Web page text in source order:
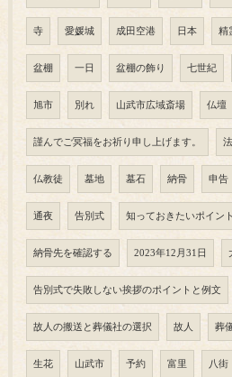
寺 愛媛城 成田空港 日本 精
盆棚 一日 盆棚の飾り 七世紀
旭市 別れ 山武市広域斎場 仏壇
謹んでご冥福をお祈り申し上げます。
仏教徒 墓地 墓石 納骨 申告
通夜 告別式 知っておきたいポイント
納骨先を確認する 2023年12月31日
告別式で失敗しない挨拶のポイントと例文
故人の搬送と葬儀社の選択 故人 葬
生花 山武市 予約 富里 八街